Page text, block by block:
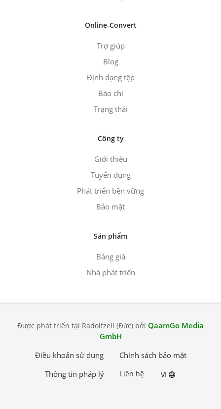
Online-Convert
Trợ giúp
Blog
Định dạng tệp
Báo chí
Trạng thái
Công ty
Giới thiệu
Tuyển dụng
Phát triển bền vững
Bảo mật
Sản phẩm
Bảng giá
Nhà phát triển
Được phát triển tại Radolfzell (Đức) bởi QaamGo Media
GmbH
Điều khoản sử dụng
Chính sách bảo mật
Thông tin pháp lý
Liên hệ VI